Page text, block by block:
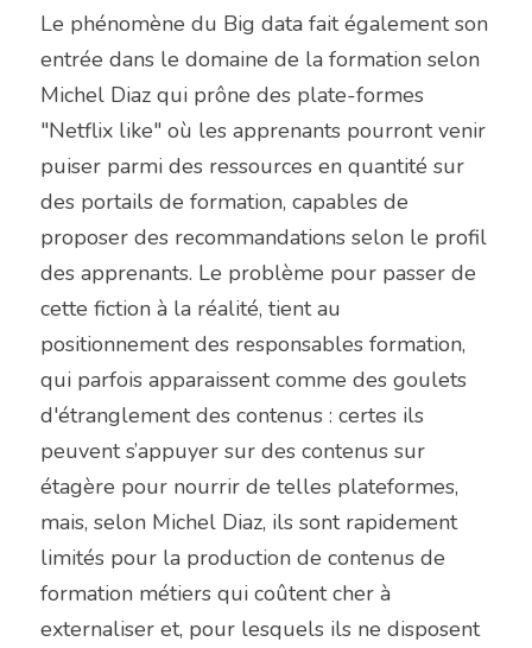
Le phénomène du Big data fait également son
entrée dans le domaine de la formation selon
Michel Diaz qui prône des plate-formes
"Netflix like" où les apprenants pourront venir
puiser parmi des ressources en quantité sur
des portails de formation, capables de
proposer des recommandations selon le profil
des apprenants. Le problème pour passer de
cette fiction à la réalité, tient au
positionnement des responsables formation,
qui parfois apparaissent comme des goulets
d'étranglement des contenus : certes ils
peuvent s’appuyer sur des contenus sur
étagère pour nourrir de telles plateformes,
mais, selon Michel Diaz, ils sont rapidement
limités pour la production de contenus de
formation métiers qui coûtent cher à
externaliser et, pour lesquels ils ne disposent